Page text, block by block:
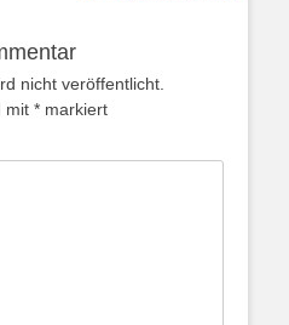
nicht veröffentlicht.
mit * markiert